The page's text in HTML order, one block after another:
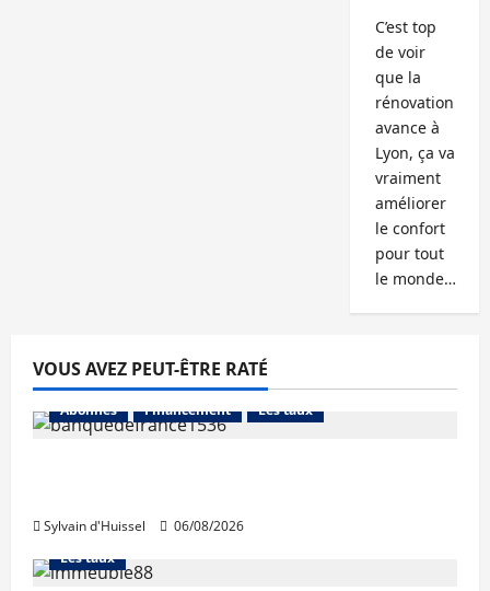
C’est top
de voir
que la
rénovation
avance à
Lyon, ça va
vraiment
améliorer
le confort
pour tout
le monde…
VOUS AVEZ PEUT-ÊTRE RATÉ
Abonnés Financement Les taux
Sylvain d'Huissel 06/08/2026
Abonnés Financement
Les taux